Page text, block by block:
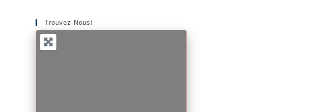
Trouvez-Nous!